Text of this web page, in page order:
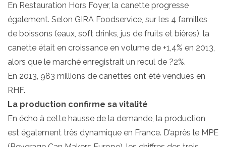
En Restauration Hors Foyer, la canette progresse
également. Selon GIRA Foodservice, sur les 4 familles
de boissons (eaux, soft drinks, jus de fruits et bières), la
canette était en croissance en volume de +1,4% en 2013,
alors que le marché enregistrait un recul de ?2%.
En 2013, 983 millions de canettes ont été vendues en
RHF.
La production confirme sa vitalité
En écho à cette hausse de la demande, la production
est également très dynamique en France. D’après le MPE